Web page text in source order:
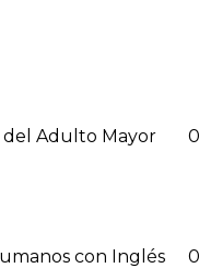
del Adulto Mayor
con Inglés